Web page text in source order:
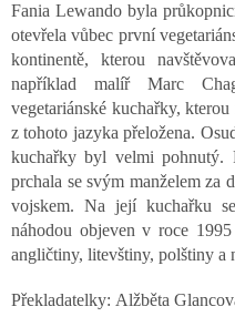
Fania Lewando byla
otevřela vůbec první
kontinentě, kterou
například malíř Marc
vegetariánské kuchařky,
z tohoto jazyka přeložena.
kuchařky byl velmi pohnutý.
prchala se svým manželem za
vojskem. Na její kuchařku
náhodou objeven v roce
angličtiny, litevštiny, polštiny a
Překladatelky: Alžběta